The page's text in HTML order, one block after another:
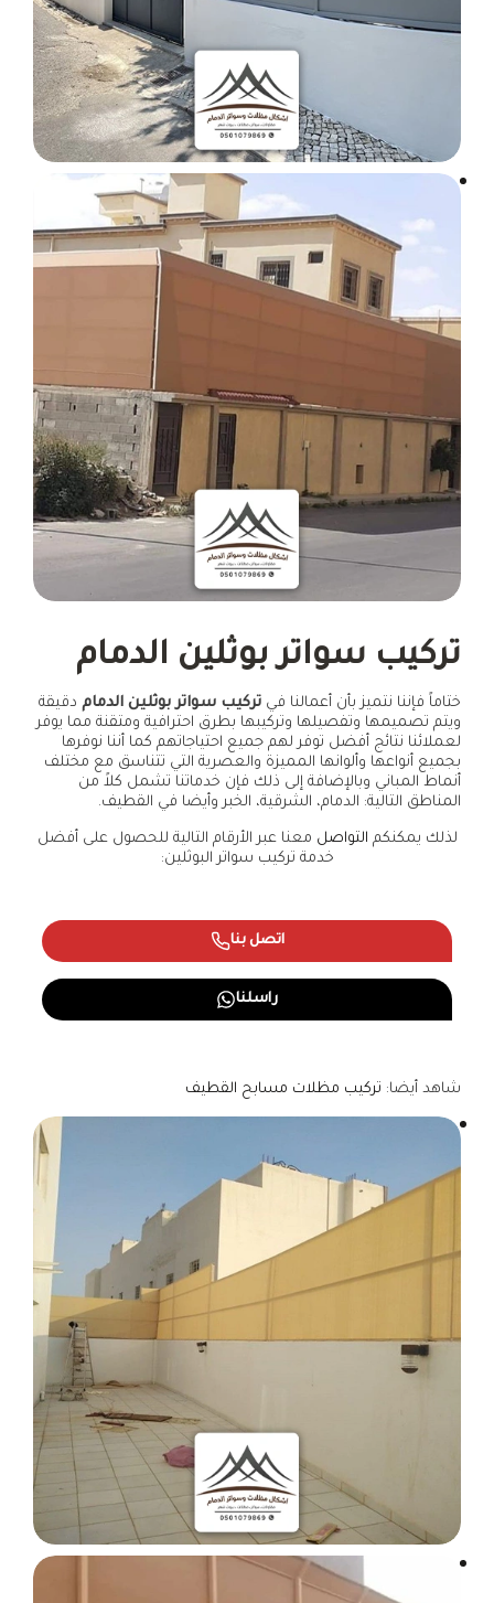
تركيب سواتر بوثلين الدمام
ختاماً فإننا نتميز بأن أعمالنا في تركيب سواتر بوثلين الدمام دقيقة
ويتم تصميمها وتفصيلها وتركيبها بطرق احترافية ومتقنة مما يوفر
لعملائنا نتائج أفضل توفر لهم جميع احتياجاتهم كما أننا نوفرها
بجميع أنواعها وألوانها المميزة والعصرية التي تتناسق مع مختلف
أنماط المباني وبالإضافة إلى ذلك فإن خدماتنا تشمل كلاً من
المناطق التالية: الدمام، الشرقية، الخبر وأيضا في القطيف.
لذلك يمكنكم التواصل معنا عبر الأرقام التالية للحصول على أفضل
خدمة تركيب سواتر البوثلين:
اتصل بنا
راسلنا
شاهد أيضا: تركيب مظلات مسابح القطيف